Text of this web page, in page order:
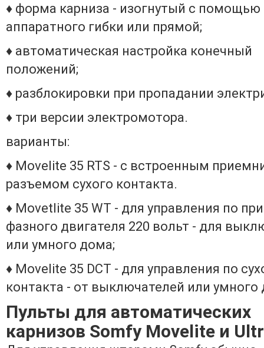
♦ форма карниза - изогнутый с помощью
аппаратного гибки или прямой;
♦ автоматическая настройка конечный
положений;
♦ разблокировки при пропадании
♦ три версии электромотора.
варианты:
♦ Movelite 35 RTS - с встроенным
разъемом сухого контакта.
♦ Movetlite 35 WT - для управления по
фазного двигателя 220 вольт - для
или умного дома;
♦ Movelite 35 DCT - для управления по
контакта - от выключателей или умного
Пульты для автоматических
карнизов Somfy Movelite и